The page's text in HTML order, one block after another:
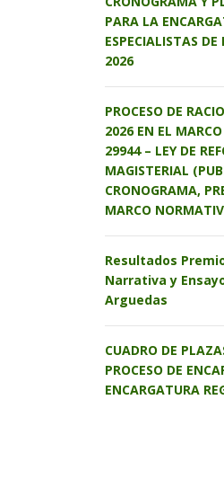
PARA LA
ESPECIALISTAS DE
2026
PROCESO DE
2026 EN EL
29944 – LEY DE
MAGISTERIAL
CRONOGRAMA,
MARCO
Resultados
Narrativa y
Arguedas
CUADRO DE
PROCESO DE
ENCARGATURA